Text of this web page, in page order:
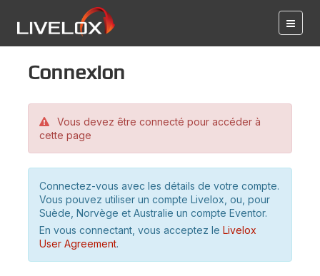
Connexion
Vous devez être connecté pour accéder à
cette page
Connectez-vous avec les détails de votre compte.
Vous pouvez utiliser un compte Livelox, ou, pour
Suède, Norvège et Australie un compte Eventor.
En vous connectant, vous acceptez le Livelox
User Agreement.